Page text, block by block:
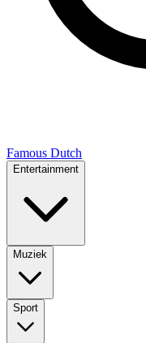
Famous Dutch
Entertainment
Muziek
Sport